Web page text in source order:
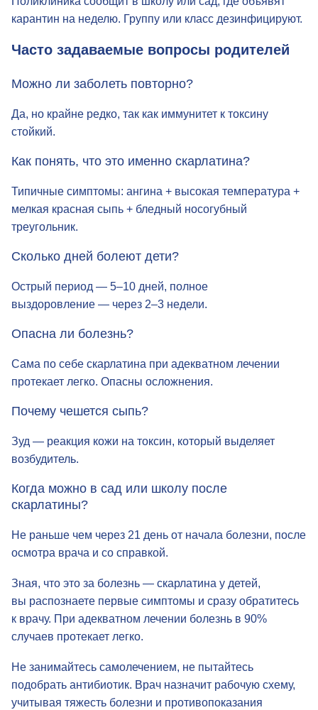
Поликлиника сообщит в школу или сад, где объявят
Да, но крайне редко, так как иммунитет к токсину
Типичные симптомы: ангина + высокая температура +
мелкая красная сыпь + бледный носогубный
Острый период — 5–10 дней, полное
Сама по себе скарлатина при адекватном лечении
Зуд — реакция кожи на токсин, который выделяет
Когда можно в сад или школу после
Не раньше чем через 21 день от начала болезни, после
Зная, что это за болезнь — скарлатина у детей,
вы распознаете первые симптомы и сразу обратитесь
к врачу. При адекватном лечении болезнь в 90%
Не занимайтесь самолечением, не пытайтесь
подобрать антибиотик. Врач назначит рабочую схему,